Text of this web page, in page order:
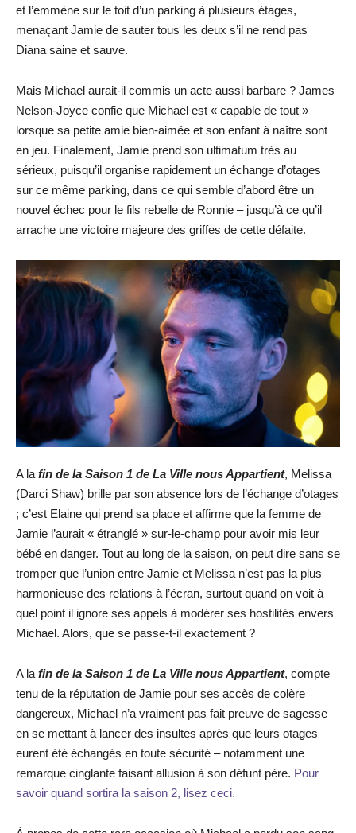
et l’emmène sur le toit d’un parking à plusieurs étages,
menaçant Jamie de sauter tous les deux s’il ne rend pas
Diana saine et sauve.
Mais Michael aurait-il commis un acte aussi barbare ? James
Nelson-Joyce confie que Michael est « capable de tout »
lorsque sa petite amie bien-aimée et son enfant à naître sont
en jeu. Finalement, Jamie prend son ultimatum très au
sérieux, puisqu’il organise rapidement un échange d’otages
sur ce même parking, dans ce qui semble d’abord être un
nouvel échec pour le fils rebelle de Ronnie – jusqu’à ce qu’il
arrache une victoire majeure des griffes de cette défaite.
A la fin de la Saison 1 de La Ville nous Appartient, Melissa
(Darci Shaw) brille par son absence lors de l’échange d’otages
; c’est Elaine qui prend sa place et affirme que la femme de
Jamie l’aurait « étranglé » sur-le-champ pour avoir mis leur
bébé en danger. Tout au long de la saison, on peut dire sans se
tromper que l’union entre Jamie et Melissa n’est pas la plus
harmonieuse des relations à l’écran, surtout quand on voit à
quel point il ignore ses appels à modérer ses hostilités envers
Michael. Alors, que se passe-t-il exactement ?
A la fin de la Saison 1 de La Ville nous Appartient, compte
tenu de la réputation de Jamie pour ses accès de colère
dangereux, Michael n’a vraiment pas fait preuve de sagesse
en se mettant à lancer des insultes après que leurs otages
eurent été échangés en toute sécurité – notamment une
remarque cinglante faisant allusion à son défunt père. Pour
savoir quand sortira la saison 2, lisez ceci.